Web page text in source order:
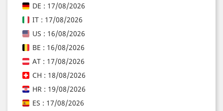
DE : 17/08/2026
IT : 17/08/2026
US : 16/08/2026
BE : 16/08/2026
AT : 17/08/2026
CH : 18/08/2026
HR : 19/08/2026
ES : 17/08/2026